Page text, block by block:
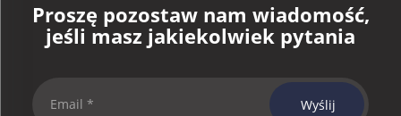
Proszę pozostaw nam wiadomość,
jeśli masz jakiekolwiek pytania
Wyślij